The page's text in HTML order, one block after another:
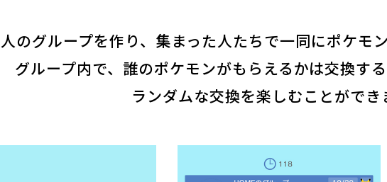
のグループを作り、集まった人たちで一同にポケモ
グループ内で、誰のポケモンがもらえるかは交換す
ランダムな交換を楽しむことができ